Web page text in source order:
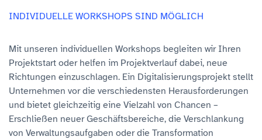
INDIVIDUELLE WORKSHOPS SIND MÖGLICH
Mit unseren individuellen Workshops begleiten wir Ihren
Projektstart oder helfen im Projektverlauf dabei, neue
Richtungen einzuschlagen. Ein Digitalisierungsprojekt stellt
Unternehmen vor die verschiedensten Herausforderungen
und bietet gleichzeitig eine Vielzahl von Chancen –
Erschließen neuer Geschäftsbereiche, die Verschlankung
von Verwaltungsaufgaben oder die Transformation